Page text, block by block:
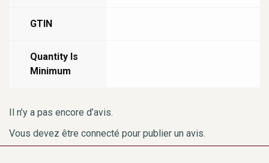
GTIN
Quantity Is
Minimum
Il n’y a pas encore d’avis.
Vous devez être connecté pour publier un avis.